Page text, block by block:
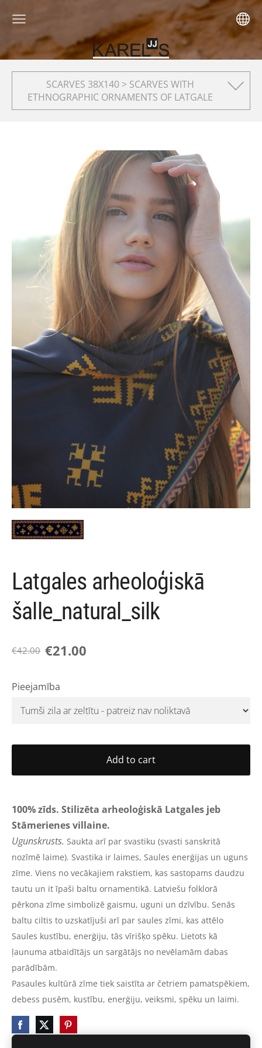
SCARVES 38X140 > SCARVES WITH
ETHNOGRAPHIC ORNAMENTS OF LATGALE
Latgales arheoloģiskā
šalle_natural_silk
€42.00 €21.00
Pieejamība
Add to cart
100% zīds. Stilizēta arheoloģiskā Latgales jeb
Stāmerienes villaine.
Ugunskrusts. Saukta arī par svastiku (svasti sanskritā
nozīmē laime). Svastika ir laimes, Saules enerģijas un uguns
zīme. Viens no vecākajiem rakstiem, kas sastopams daudzu
tautu un it īpaši baltu ornamentikā. Latviešu folklorā
pērkona zīme simbolizē gaismu, uguni un dzīvību. Senās
baltu ciltis to uzskatījuši arī par saules zīmi, kas attēlo
Saules kustību, enerģiju, tās vīrišķo spēku. Lietots kā
ļaunuma atbaidītājs un sargātājs no nevēlamām dabas
parādībām.
Pasaules kultūrā zīme tiek saistīta ar četriem pamatspēkiem,
debess pusēm, kustību, enerģiju, veiksmi, spēku un laimi.